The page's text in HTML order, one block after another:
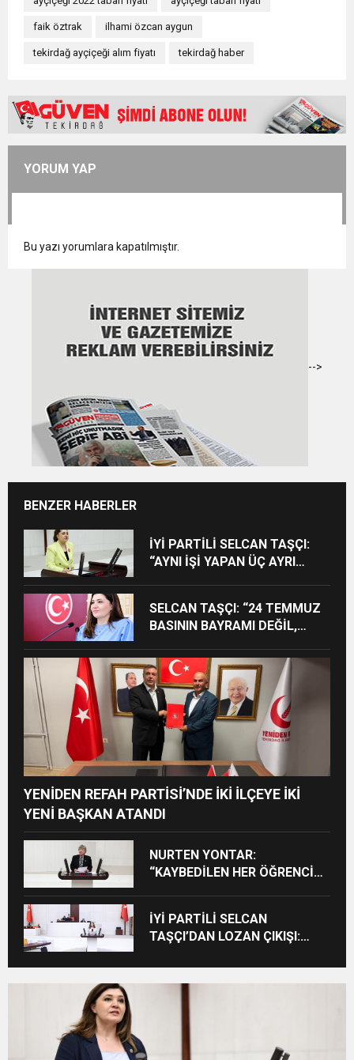
faik öztrak ilhami özcan aygun
tekirdağ ayçiçeği alım fiyatı tekirdağ haber
YORUM YAP
Bu yazı yorumlara kapatılmıştır.
-->
BENZER HABERLER
İYİ PARTİLİ SELCAN TAŞÇI:
“AYNI İŞİ YAPAN ÜÇ AYRI
SELCAN TAŞÇI: “24 TEMMUZ
BASININ BAYRAMI DEĞİL,
YENİDEN REFAH PARTİSİ’NDE İKİ İLÇEYE İKİ
YENİ BAŞKAN ATANDI
NURTEN YONTAR:
“KAYBEDİLEN HER ÖĞRENCİ
İYİ PARTİLİ SELCAN
TAŞÇI’DAN LOZAN ÇIKIŞI:
SENEDİNE SAHİP ÇIKMA
ZAMANIDIR”